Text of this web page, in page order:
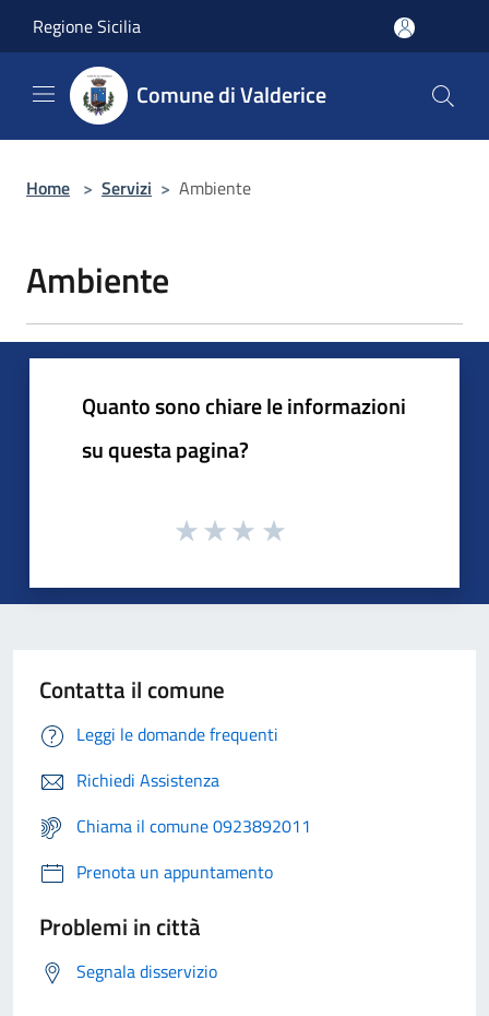
Regione Sicilia
Comune di Valderice
Home > Servizi > Ambiente
Ambiente
Quanto sono chiare le informazioni
su questa pagina?
Contatta il comune
Leggi le domande frequenti
Richiedi Assistenza
Chiama il comune 0923892011
Prenota un appuntamento
Problemi in città
Segnala disservizio